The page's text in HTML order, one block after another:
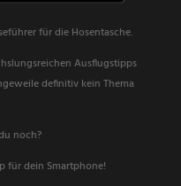
für die Hosentasche.
Ausflugstipps
definitiv kein Thema
noch?
für dein Smartphone!